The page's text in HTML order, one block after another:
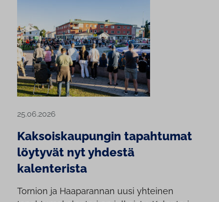
25.06.2026
Kaksoiskaupungin tapahtumat
löytyvät nyt yhdestä
kalenterista
Tornion ja Haaparannan uusi yhteinen